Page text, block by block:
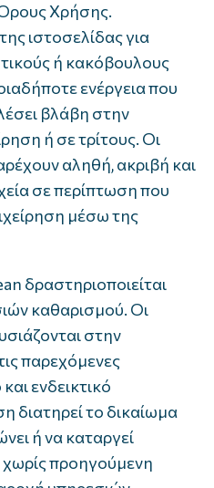
Χρήσης.
ιστοσελίδας για
ή κακόβουλους
ενέργεια που
βλάβη στην
ή σε τρίτους. Οι
αληθή, ακριβή και
σε περίπτωση που
μέσω της
δραστηριοποιείται
καθαρισμού. Οι
στην
παρεχόμενες
ενδεικτικό
διατηρεί το δικαίωμα
ή να καταργεί
προηγούμενη